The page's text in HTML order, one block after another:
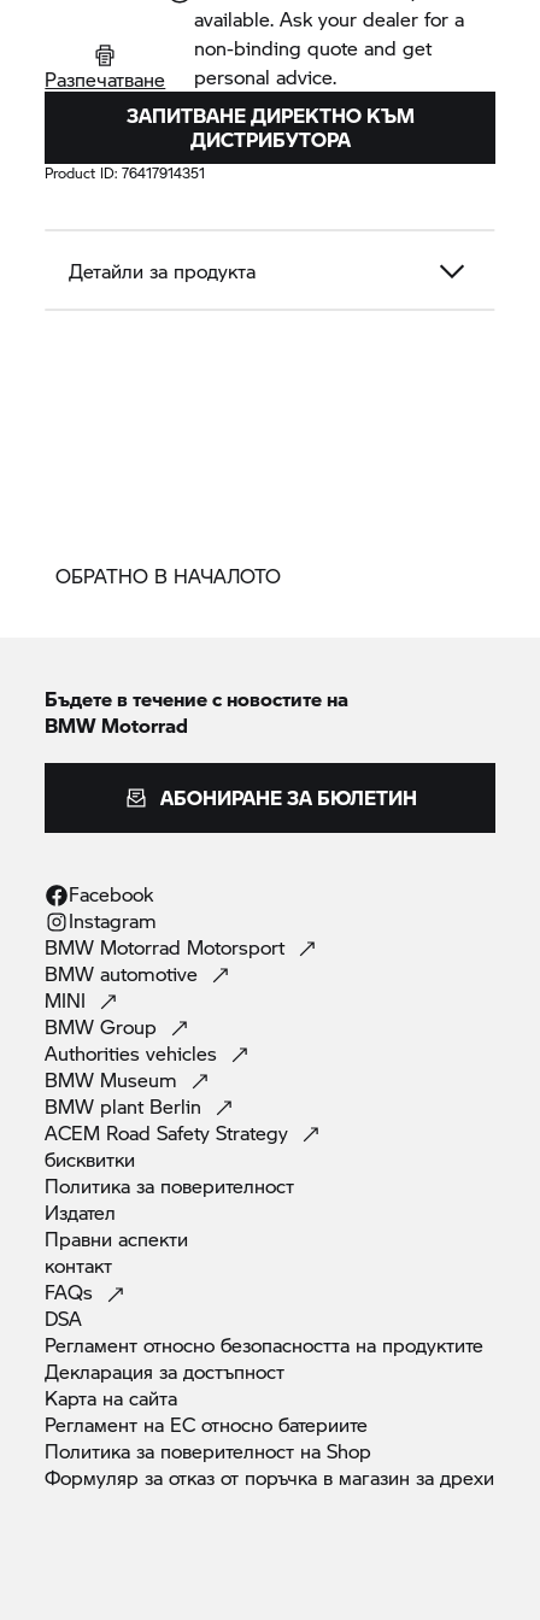
Разпечатване
available. Ask your dealer for a
non-binding quote and get
personal advice.
ЗАПИТВАНЕ ДИРЕКТНО КЪМ
ДИСТРИБУТОРА
Product ID:76417914351
Детайли за продукта
ОБРАТНО В НАЧАЛОТО
Бъдете в течение с новостите на
BMW Motorrad
АБОНИРАНЕ ЗА БЮЛЕТИН
Facebook
Instagram
BMW Motorrad Motorsport
BMWautomotive
MINI
BMWGroup
Authoritiesvehicles
BMW Museum
BMW plant Berlin
ACEM Road SafetyStrategy
бисквитки
Политика за поверителност
Издател
Правниаспекти
контакт
FAQs
DSA
Регламент относно безопасността на продуктите
Декларация задостъпност
Карта насайта
Регламент на ЕС относнобатериите
Политика за поверителност наShop
Формуляр за отказ от поръчка в магазин задрехи